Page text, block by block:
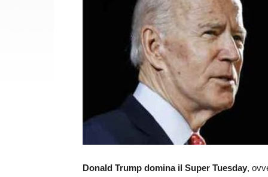
Donald Trump domina il Super Tuesday,